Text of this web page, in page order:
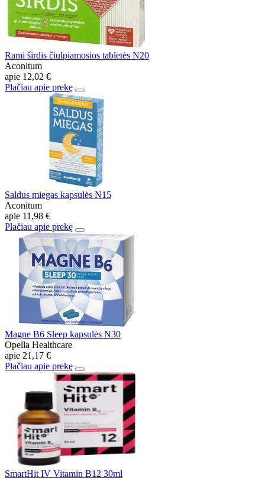
Rami širdis čiulpiamosios tabletės N20
Aconitum
apie 12,02 €
Plačiau apie prekę
Saldus miegas kapsulės N15
Aconitum
apie 11,98 €
Plačiau apie prekę
Magne B6 Sleep kapsulės N30
Opella Healthcare
apie 21,17 €
Plačiau apie prekę
SmartHit IV Vitamin B12 30ml